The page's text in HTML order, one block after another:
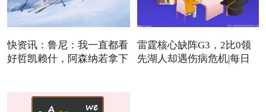
快资讯：鲁尼：我一直都看
好哲凯赖什，阿森纳若拿下
雷霆核心缺阵G3，2比0领
先湖人却遇伤病危机|每日